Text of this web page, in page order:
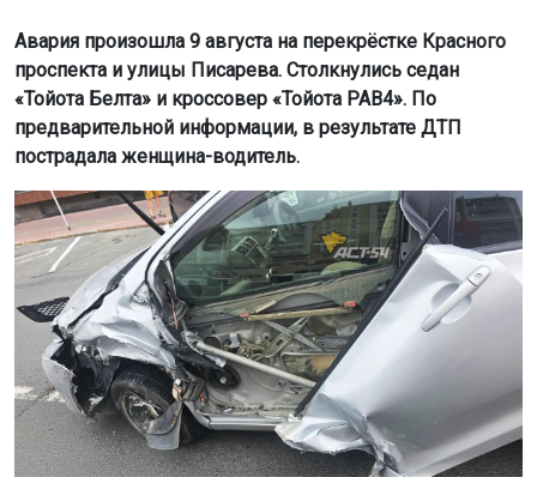
Авария произошла 9 августа на перекрёстке Красного
проспекта и улицы Писарева. Столкнулись седан
«Тойота Белта» и кроссовер «Тойота РАВ4». По
предварительной информации, в результате ДТП
пострадала женщина-водитель.